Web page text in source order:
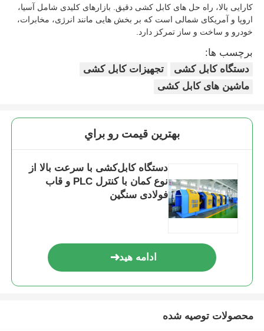
دستگاه سیم کش
ماشین روپیچ
دستگاه کشنده
ماشین استریپینگ اکستروژن
کارایی بالا، راه حل های کابل کشی دقیق. بازارهای کلیدی شامل آسیا،
اروپا و آمریکای شمالی است که بر بخش هایی مانند انرژی، مخابرات،
خودرو و ساخت و ساز تمرکز دارد.
برچسب ها:
دستگاه کابل کشی
تجهیزات کابل کشی
ماشین های کابل کشی
بهترين قيمت رو براي
دستگاه کابل‌کشی با سرعت بالا از
نوع کمان با کنترل PLC و قاب
فولادی سنگین
ادامه هید
محصولات توصیه شده